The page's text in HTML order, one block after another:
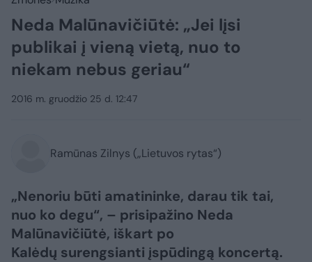
Neda Malūnavičiūtė: „Jei lįsi
publikai į vieną vietą, nuo to
niekam nebus geriau“
2016 m. gruodžio 25 d. 12:47
Ramūnas Zilnys („Lietuvos rytas“)
„Nenoriu būti amatininke, darau tik tai,
nuo ko degu“, – prisipažino Neda
Malūnavičiūtė, iškart po
Kalėdų surengsianti įspūdingą koncertą.